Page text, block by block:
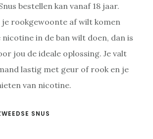
bestellen kan vanaf 18 jaar.
je rookgewoonte af wilt komen
in de ban wilt doen, dan is
jou de ideale oplossing. Je valt
lastig met geur of rook en je
van nicotine.
SNUS